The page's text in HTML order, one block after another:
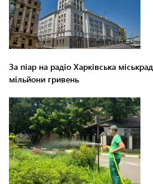
За піар на радіо Харківська
мільйони гривень